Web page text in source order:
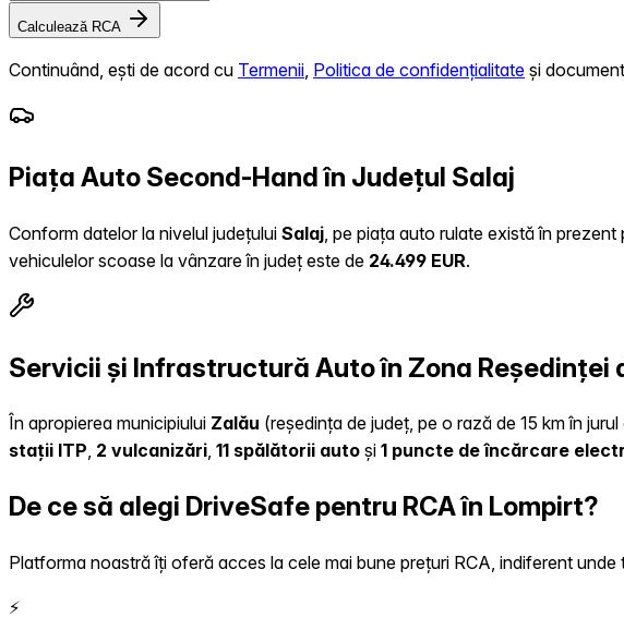
Calculează RCA
Continuând, ești de acord cu Termenii Politica de confidențialitate și
Piața Auto Second-Hand în Județul Salaj
Conform datelor la nivelul județului Salaj , pe piața auto rulate există în prezent
vehiculelor scoase la vânzare în județ este de 24.499 EUR.
Servicii și Infrastructură Auto în Zona Reședinței
În apropierea municipiului Zalău (reședința de județ, pe o rază de 15 km în
stații ITP, 2 vulcanizări, 11 spălătorii auto și 1 puncte de încărcare
De ce să alegi DriveSafe pentru RCA în Lompirt?
Platforma noastră îți oferă acces la cele mai bune prețuri RCA, indiferent unde
⚡